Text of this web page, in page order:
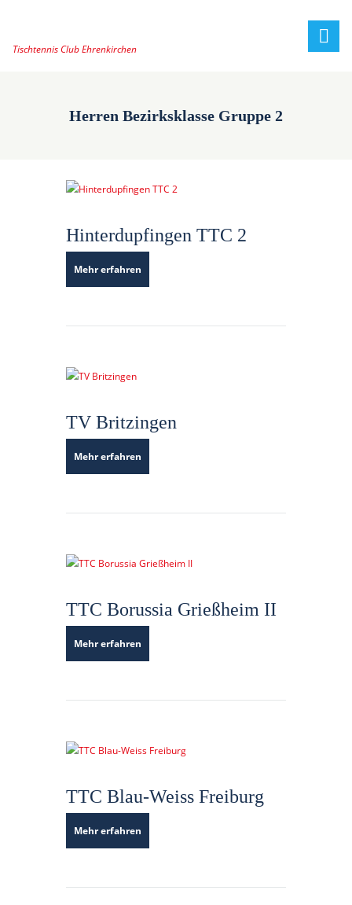
Tischtennis Club Ehrenkirchen
Herren Bezirksklasse Gruppe 2
Hinterdupfingen TTC 2
Mehr erfahren
TV Britzingen
Mehr erfahren
TTC Borussia Grießheim II
Mehr erfahren
TTC Blau-Weiss Freiburg
Mehr erfahren